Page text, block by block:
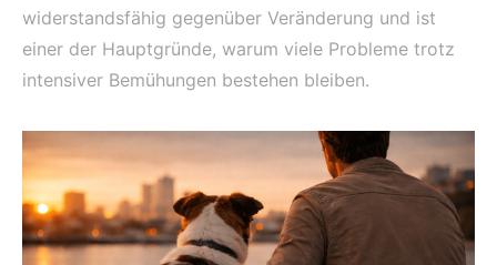
widerstandsfähig gegenüber Veränderung und ist
einer der Hauptgründe, warum viele Probleme trotz
intensiver Bemühungen bestehen bleiben.